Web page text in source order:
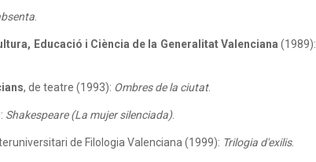
.
Educació i Ciència de la Generalitat Valenciana (1989):
, de teatre (1993): Ombres de la ciutat.
Shakespeare (La mujer silenciada).
de Filologia Valenciana (1999): Trilogia d'exilis.